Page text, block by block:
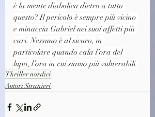
è la mente diabolica dietro a tutto
questo? Il pericolo è sempre più vicino
e minaccia Gabriel nei suoi affetti più
cari. Nessuno è al sicuro, in
particolare quando cala l’ora del
lupo, l’ora in cui siamo più vulnerabili.
Thriller nordici
Autori Stranieri